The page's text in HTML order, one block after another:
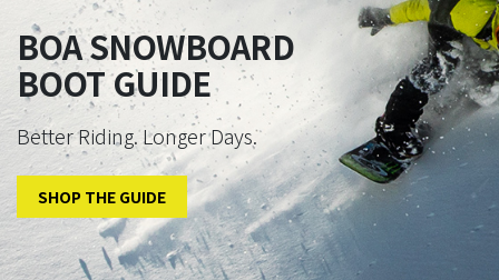
BOA SNOWBOARD
BOOT GUIDE
Better Riding. Longer Days.
SHOP THE GUIDE